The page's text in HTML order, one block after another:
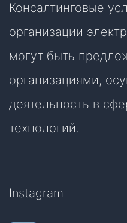
Консалтинговые
организации
могут быть
организациями,
деятельность в
технологий.
Instagram